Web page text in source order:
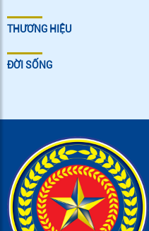
THƯƠNG HIỆU
ĐỜI SỐNG